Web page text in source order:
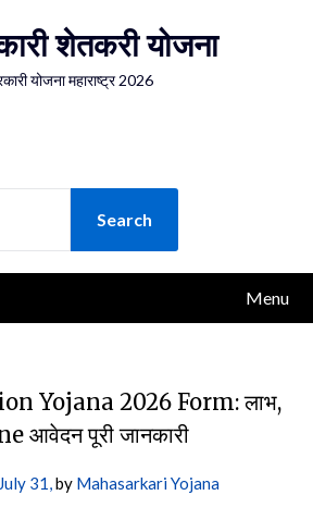
शेतकरी योजना
योजना महाराष्ट्र 2026
Menu
Yojana 2026 Form: लाभ,
आवेदन पूरी जानकारी
July 31,by Mahasarkari Yojana